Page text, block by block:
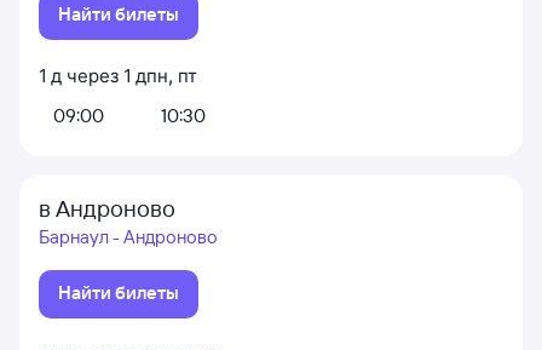
Найти билеты
1 д через 1 д
09:00
пн, пт
10:30
в Андроново
Барнаул - Андроново
Найти билеты